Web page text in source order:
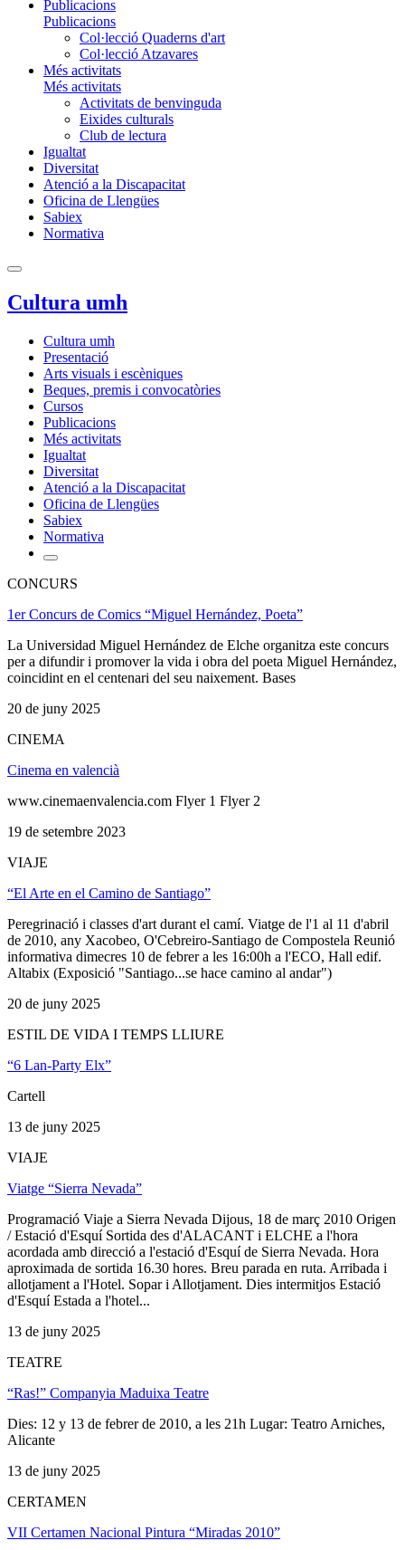
Publicacions
Publicacions
Col·lecció Quaderns d'art
Col·lecció Atzavares
Més activitats
Més activitats
Activitats de benvinguda
Eixides culturals
Club de lectura
Igualtat
Diversitat
Atenció a la Discapacitat
Oficina de Llengües
Sabiex
Normativa
Cultura umh
Cultura umh
Presentació
Arts visuals i escèniques
Beques, premis i convocatòries
Cursos
Publicacions
Més activitats
Igualtat
Diversitat
Atenció a la Discapacitat
Oficina de Llengües
Sabiex
Normativa
CONCURS
1er Concurs de Comics “Miguel Hernández, Poeta”
La Universidad Miguel Hernández de Elche organitza este concurs
per a difundir i promover la vida i obra del poeta Miguel Hernández,
coincidint en el centenari del seu naixement. Bases
20 de juny 2025
CINEMA
Cinema en valencià
www.cinemaenvalencia.com Flyer 1 Flyer 2
19 de setembre 2023
VIAJE
“El Arte en el Camino de Santiago”
Peregrinació i classes d'art durant el camí. Viatge de l'1 al 11 d'abril
de 2010, any Xacobeo, O'Cebreiro-Santiago de Compostela Reunió
informativa dimecres 10 de febrer a les 16:00h a l'ECO, Hall edif.
Altabix (Exposició "Santiago...se hace camino al andar")
20 de juny 2025
ESTIL DE VIDA I TEMPS LLIURE
“6 Lan-Party Elx”
Cartell
13 de juny 2025
VIAJE
Viatge “Sierra Nevada”
Programació Viaje a Sierra Nevada Dijous, 18 de març 2010 Origen
/ Estació d'Esquí Sortida des d'ALACANT i ELCHE a l'hora
acordada amb direcció a l'estació d'Esquí de Sierra Nevada. Hora
aproximada de sortida 16.30 hores. Breu parada en ruta. Arribada i
allotjament a l'Hotel. Sopar i Allotjament. Dies intermitjos Estació
d'Esquí Estada a l'hotel...
13 de juny 2025
TEATRE
“Ras!” Companyia Maduixa Teatre
Dies: 12 y 13 de febrer de 2010, a les 21h Lugar: Teatro Arniches,
Alicante
13 de juny 2025
CERTAMEN
VII Certamen Nacional Pintura “Miradas 2010”